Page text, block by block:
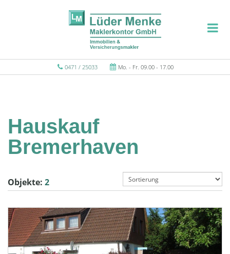
0471 / 25033 Mo. - Fr. 09.00 - 17.00
Hauskauf
Bremerhaven
Objekte: 2